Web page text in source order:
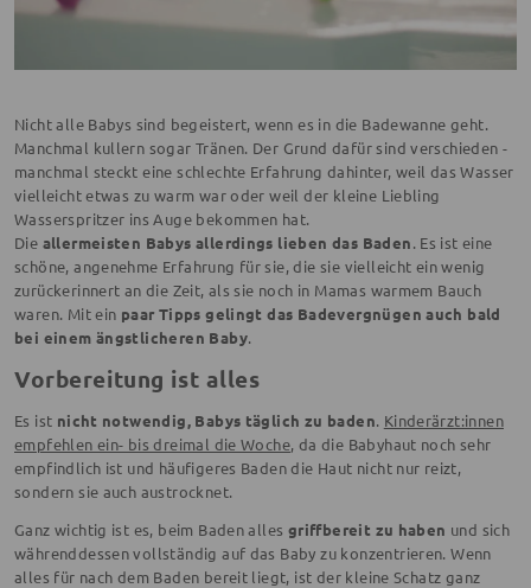
Nicht alle Babys sind begeistert, wenn es in die Badewanne geht.
Manchmal kullern sogar Tränen. Der Grund dafür sind verschieden -
manchmal steckt eine schlechte Erfahrung dahinter, weil das Wasser
vielleicht etwas zu warm war oder weil der kleine Liebling
Wasserspritzer ins Auge bekommen hat.
Die allermeisten Babys allerdings lieben das Baden. Es ist eine
schöne, angenehme Erfahrung für sie, die sie vielleicht ein wenig
zurückerinnert an die Zeit, als sie noch in Mamas warmem Bauch
waren. Mit ein paar Tipps gelingt das Badevergnügen auch bald
bei einem ängstlicheren Baby.
Vorbereitung ist alles
Es ist nicht notwendig, Babys täglich zu baden. Kinderärzt:innen
empfehlen ein- bis dreimal die Woche, da die Babyhaut noch sehr
empfindlich ist und häufigeres Baden die Haut nicht nur reizt,
sondern sie auch austrocknet.
Ganz wichtig ist es, beim Baden alles griffbereit zu haben und sich
währenddessen vollständig auf das Baby zu konzentrieren. Wenn
alles für nach dem Baden bereit liegt, ist der kleine Schatz ganz